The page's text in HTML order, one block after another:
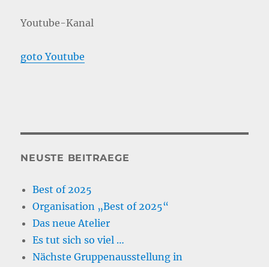
Youtube-Kanal
goto Youtube
NEUSTE BEITRAEGE
Best of 2025
Organisation „Best of 2025“
Das neue Atelier
Es tut sich so viel …
Nächste Gruppenausstellung in